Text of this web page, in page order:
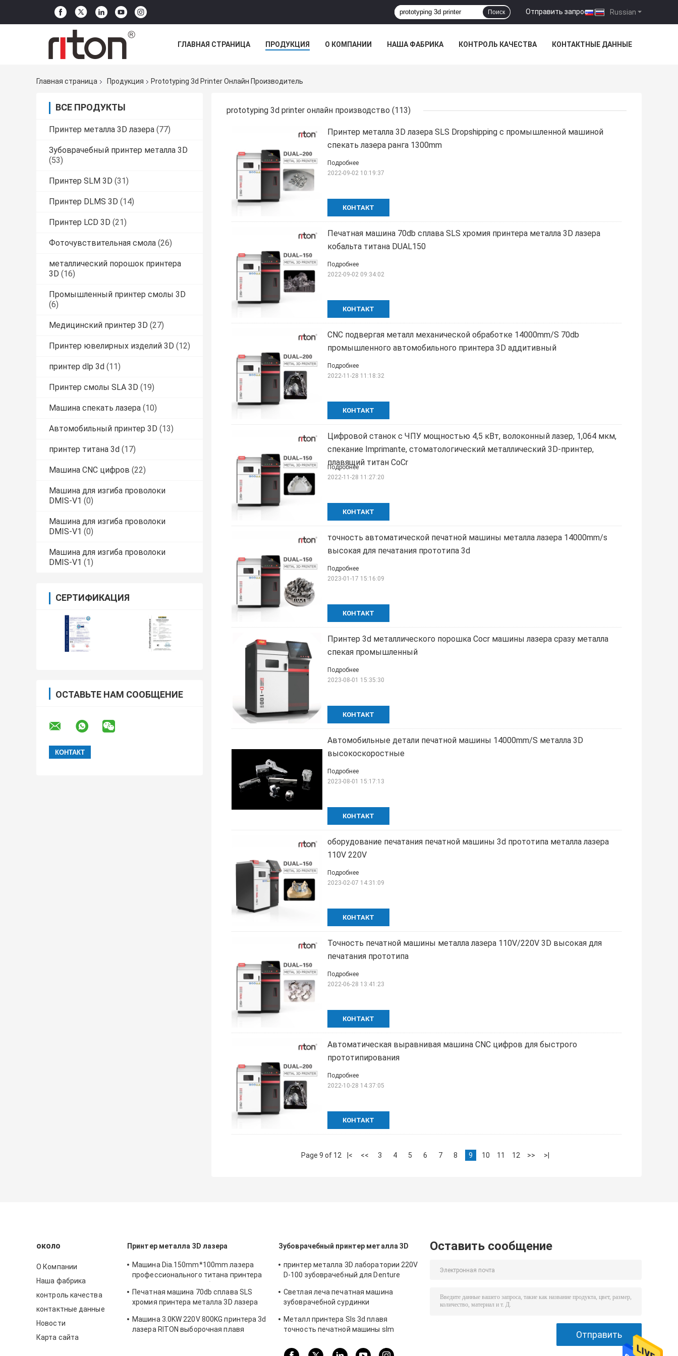
Russian
Отправить запрос |
Поиск
ГЛАВНАЯ СТРАНИЦА ПРОДУКЦИЯ О КОМПАНИИ НАША ФАБРИКА КОНТРОЛЬ КАЧЕСТВА КОНТАКТНЫЕ ДАННЫЕ
Главная страница
Продукция Prototyping 3d Printer Онлайн Производитель
ВСЕ ПРОДУКТЫ
Принтер металла 3D лазера (77)
Зубоврачебный принтер металла 3D
(53)
Принтер SLM 3D (31)
Принтер DLMS 3D (14)
Принтер LCD 3D (21)
Фоточувствительная смола (26)
металлический порошок принтера
3D (16)
Промышленный принтер смолы 3D
(6)
Медицинский принтер 3D (27)
Принтер ювелирных изделий 3D (12)
принтер dlp 3d (11)
Принтер смолы SLA 3D (19)
Машина спекать лазера (10)
Автомобильный принтер 3D (13)
принтер титана 3d (17)
Машина CNC цифров (22)
Машина для изгиба проволоки
DMIS-V1 (0)
Машина для изгиба проволоки
DMIS-V1 (0)
Машина для изгиба проволоки
DMIS-V1 (1)
СЕРТИФИКАЦИЯ
ОСТАВЬТЕ НАМ СООБЩЕНИЕ
prototyping 3d printer онлайн производство (113)
Принтер металла 3D лазера SLS Dropshipping с промышленной машиной
спекать лазера ранга 1300mm
КОНТАКТ
Подробнее
2022-09-02 10:19:37
Печатная машина 70db сплава SLS хромия принтера металла 3D лазера
кобальта титана DUAL150
КОНТАКТ
Подробнее
2022-09-02 09:34:02
CNC подвергая металл механической обработке 14000mm/S 70db
промышленного автомобильного принтера 3D аддитивный
КОНТАКТ
Подробнее
2022-11-28 11:18:32
Цифровой станок с ЧПУ мощностью 4,5 кВт, волоконный лазер, 1,064 мкм,
спекание Imprimante, стоматологический металлический 3D-принтер,
плавящий титан CoCr
КОНТАКТ
Подробнее
2022-11-28 11:27:20
точность автоматической печатной машины металла лазера 14000mm/s
высокая для печатания прототипа 3d
КОНТАКТ
Подробнее
2023-01-17 15:16:09
Принтер 3d металлического порошка Cocr машины лазера сразу металла
спекая промышленный
КОНТАКТ
Подробнее
2023-08-01 15:35:30
Автомобильные детали печатной машины 14000mm/S металла 3D
высокоскоростные
КОНТАКТ
Подробнее
2023-08-01 15:17:13
оборудование печатания печатной машины 3d прототипа металла лазера
110V 220V
КОНТАКТ
Подробнее
2023-02-07 14:31:09
Точность печатной машины металла лазера 110V/220V 3D высокая для
печатания прототипа
КОНТАКТ
Подробнее
2022-06-28 13:41:23
Автоматическая выравнивая машина CNC цифров для быстрого
прототипирования
КОНТАКТ
Подробнее
2022-10-28 14:37:05
Page 9 of 12 |< << 3 4 5 6 7 8 9 10 11 12 >> >|
около
О Компании
Наша фабрика
контроль качества
контактные данные
Новости
Карта сайта
Принтер металла 3D лазера
Машина Dia.150mm*100mm лазера
профессионального титана принтера
плавя
Печатная машина 70db сплава SLS
хромия принтера металла 3D лазера
Машина 3.0KW 220V 800KG принтера 3d
лазера RITON выборочная плавя
Зубоврачебный принтер металла 3D
принтер металла 3D лаборатории 220V
D-100 зубоврачебный для Denture
Светлая леча печатная машина
зубоврачебной сурдинки
автоматической FM металла 3D
Металл принтера Sls 3d плавя
точность печатной машины slm
Оставить сообщение